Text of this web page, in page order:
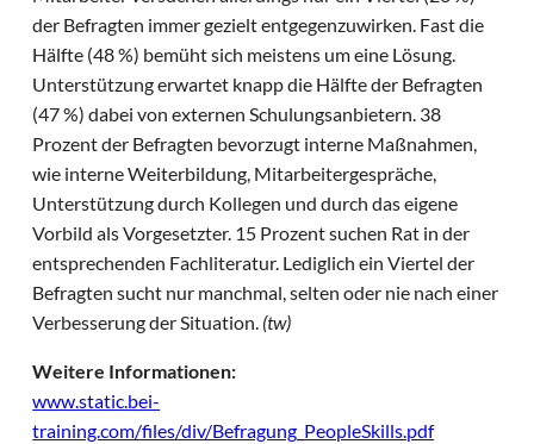
der Befragten immer gezielt entgegenzuwirken. Fast die
Hälfte (48 %) bemüht sich meistens um eine Lösung.
Unterstützung erwartet knapp die Hälfte der Befragten
(47 %) dabei von externen Schulungsanbietern. 38
Prozent der Befragten bevorzugt interne Maßnahmen,
wie interne Weiterbildung, Mitarbeitergespräche,
Unterstützung durch Kollegen und durch das eigene
Vorbild als Vorgesetzter. 15 Prozent suchen Rat in der
entsprechenden Fachliteratur. Lediglich ein Viertel der
Befragten sucht nur manchmal, selten oder nie nach einer
Verbesserung der Situation. (tw)
Weitere Informationen:
www.static.bei-
training.com/files/div/Befragung_PeopleSkills.pdf